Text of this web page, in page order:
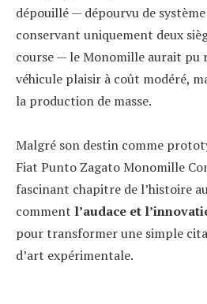
dépouillé — dépourvu de
conservant uniquement deux
course — le Monomille aurait pu
véhicule plaisir à coût modéré,
la production de masse.
Malgré son destin comme
Fiat Punto Zagato Monomille
fascinant chapitre de l’histoire
comment l’audace et
pour transformer une simple
d’art expérimentale.